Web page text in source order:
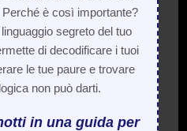
è così importante?
segreto del tuo
di decodificare i tuoi
le tue paure e trovare
non può darti.
in una guida per